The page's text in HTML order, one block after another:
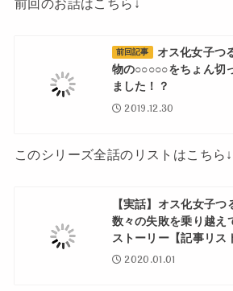
前回のお話はこちら↓
前回記事
オス化女子つ
物の○○○○○をちょん切
ました！？
2019.12.30
このシリーズ全話のリストはこちら↓
【実話】オス化女子
数々の失敗を乗り越え
ストーリー【記事リス
2020.01.01